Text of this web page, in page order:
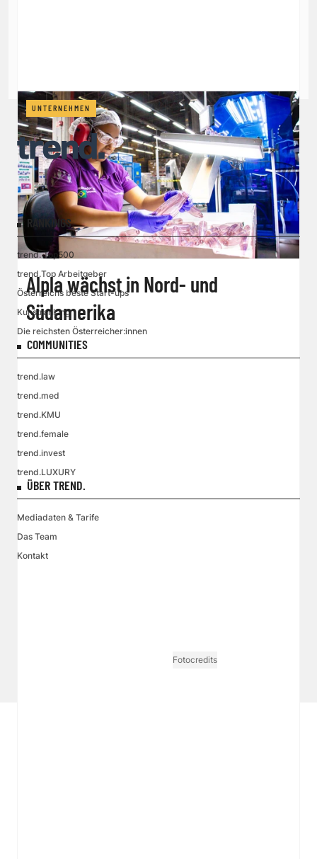
UNTERNEHMEN
Alpla wächst in Nord- und
Südamerika
RANKINGS
trend. Top500
trend.Top Arbeitgeber
Österreichs beste Start-ups
Kunstranking
Die reichsten Österreicher:innen
COMMUNITIES
trend.law
trend.med
trend.KMU
trend.female
trend.invest
trend.LUXURY
ÜBER TREND.
Mediadaten & Tarife
Das Team
Kontakt
Fotocredits